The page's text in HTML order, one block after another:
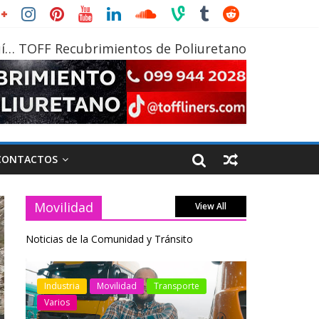
TOFF Recubrimientos de Poliuretano
Movilidad View All
Noticias de la Comunidad y Tránsito
Industria Movilidad
Transporte
Varios